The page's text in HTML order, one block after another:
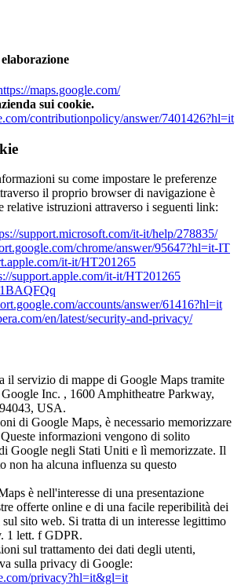
maps.google.com/
sui cookie.
contributionpolicy/answer/7401426?hl=it
su come impostare le preferenze
il proprio browser di navigazione è
relative istruzioni attraverso i seguenti link:
support.microsoft.com/it-it/help/278835/
chrome/answer/95647?hl=it-IT
it-it/HT201265
support.apple.com/it-it/HT201265
accounts/answer/61416?hl=it
en/latest/security-and-privacy/
il servizio di mappe di Google Maps tramite
Inc. , 1600 Amphitheatre Parkway,
USA.
di Google Maps, è necessario memorizzare
informazioni vengono di solito
Google negli Stati Uniti e lì memorizzate. Il
non ha alcuna influenza su questo
è nell'interesse di una presentazione
offerte online e di una facile reperibilità dei
sito web. Si tratta di un interesse legittimo
1 lett. f GDPR.
sul trattamento dei dati degli utenti,
sulla privacy di Google:
privacy?hl=it&gl=it